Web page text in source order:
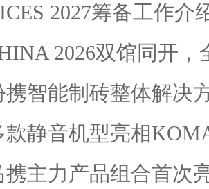
2027筹备工作介
2026双馆同开
携智能制砖整体解决
款静音机型亮相
携主力产品组合首次